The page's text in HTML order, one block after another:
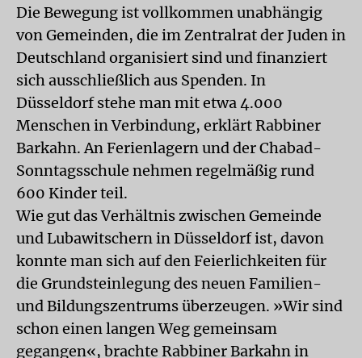
Die Bewegung ist vollkommen unabhängig
von Gemeinden, die im Zentralrat der Juden in
Deutschland organisiert sind und finanziert
sich ausschließlich aus Spenden. In
Düsseldorf stehe man mit etwa 4.000
Menschen in Verbindung, erklärt Rabbiner
Barkahn. An Ferienlagern und der Chabad-
Sonntagsschule nehmen regelmäßig rund
600 Kinder teil.
Wie gut das Verhältnis zwischen Gemeinde
und Lubawitschern in Düsseldorf ist, davon
konnte man sich auf den Feierlichkeiten für
die Grundsteinlegung des neuen Familien-
und Bildungszentrums überzeugen. »Wir sind
schon einen langen Weg gemeinsam
gegangen«, brachte Rabbiner Barkahn in